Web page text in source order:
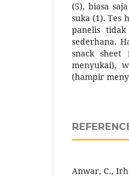
(5), biasa
suka (1). Tes
panelis
sederhana.
snack
menyukai),
(hampir
Anwar, C.,